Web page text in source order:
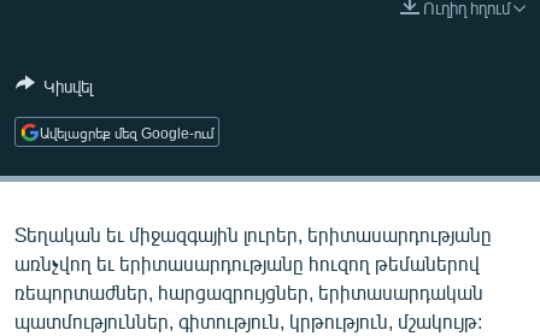
ՄԵԿՆԱԲԱՆՈՒԹՅՈՒՆ
ԿՈՐՈՆԱՎԻՐՈՒՍ
ԱՐԽԻՎ
ՏԵՍԱՆՅՈՒԹԵՐ
Ուղիղ հղում
Կիսվել
Ավելացրեք մեզ Google-ում
Տեղական եւ միջազգային լուրեր, երիտասարդությանը
առնչվող եւ երիտասարդությանը հուզող թեմաներով
ռեպորտաժներ, հարցազրույցներ, երիտասարդական
պատմություններ, գիտություն, կրթություն, մշակույթ: